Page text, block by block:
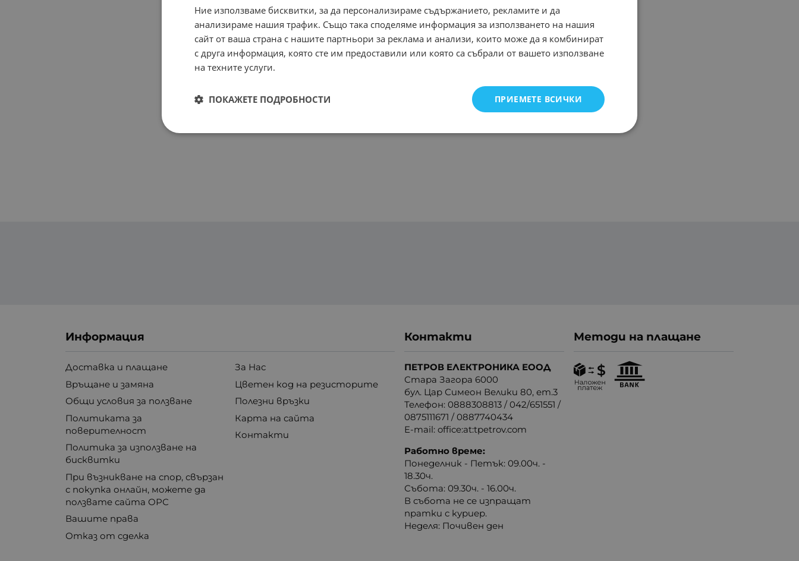
Информация
Доставка и плащане
Връщане и замяна
Общи условия за ползване
Политиката за
поверителност
Политика за използване на
бисквитки
При възникване на спор, свързан
с покупка онлайн, можете да
ползвате сайта ОРС
Вашите права
Отказ от сделка
За Нас
Цветен код на резисторите
Полезни връзки
Карта на сайта
Контакти
Контакти
ПЕТРОВ ЕЛЕКТРОНИКА ЕООД
Стара Загора 6000
бул. Цар Симеон Велики 80, ет.3
Телефон:0888308813 /042/651551 /
0875111671 /0887740434
E-mail:office:at:tpetrov.com
Работно време:
Понеделник - Петък: 09.00ч. -
18.30ч.
Събота: 09.30ч. - 16.00ч.
В събота не се изпращат
пратки с куриер.
Неделя: Почивен ден
Методи на плащане
Ние използваме бисквитки, за да персонализираме съдържанието, рекламите и да
анализираме нашия трафик. Също така споделяме информация за използването на нашия
сайт от ваша страна с нашите партньори за реклама и анализи, които може да я комбинират
с друга информация, която сте им предоставили или която са събрали от вашето използване
на техните услуги.
ПРИЕМЕТЕ ВСИЧКИ
ПОКАЖЕТЕ ПОДРОБНОСТИ